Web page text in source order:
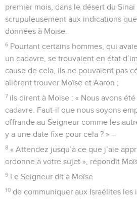
premier mois, dans le désert du
scrupuleusement aux indications
données à Moïse.
6 Pourtant certains hommes, qui
un cadavre, se trouvaient en état
cause de cela, ils ne pouvaient pas
allèrent trouver Moïse et Aaron ;
7 ils dirent à Moïse : « Nous avons
cadavre. Faut-il que nous soyons
offrande au Seigneur comme les
y a une date fixe pour cela ? » –
8 « Attendez jusqu’à ce que j’aie
ordonne à votre sujet », répondit
9 Le Seigneur dit à Moïse
10 de communiquer aux Israélites les